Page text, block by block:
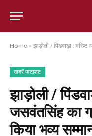
Home » झाड़ोली / पिंडवाड़ा : वरिष्ठ
खबरें फटाफट
झाड़ोली /
जसवंतसिंह का
किया भव्य